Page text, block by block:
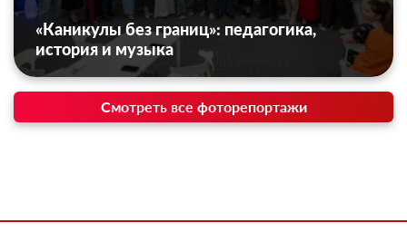
«Каникулы без границ»: педагогика,
история и музыка
Смотреть все фоторепортажи